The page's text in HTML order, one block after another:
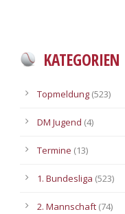
KATEGORIEN
Topmeldung (523)
DM Jugend (4)
Termine (13)
1. Bundesliga (523)
2. Mannschaft (74)